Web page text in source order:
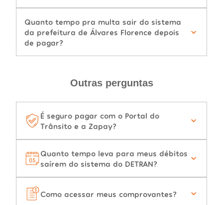
Quanto tempo pra multa sair do sistema
da prefeitura de Álvares Florence depois
de pagar?
Outras perguntas
É seguro pagar com o Portal do
Trânsito e a Zapay?
Quanto tempo leva para meus débitos
saírem do sistema do DETRAN?
Como acessar meus comprovantes?